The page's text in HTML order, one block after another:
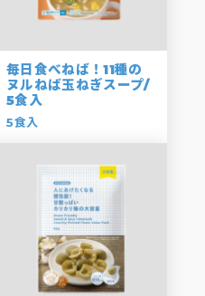
毎日食べねば！11種の
ヌルねば玉ねぎスープ/
5食入
5食入